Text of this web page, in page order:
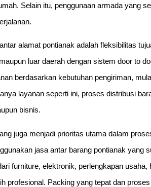
Selain itu, penggunaan armada yang
alamat pontianak adalah fleksibilitas
luar daerah dengan sistem door to
berdasarkan kebutuhan pengiriman,
layanan seperti ini, proses distribusi
bisnis.
juga menjadi prioritas utama dalam
jasa antar barang pontianak yang
furniture, elektronik, perlengkapan
profesional. Packing yang tepat dan